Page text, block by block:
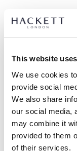
This website
We use cookies
provide social
We also share
our social media,
may combine it
provided to them
of their services.
Lo
HACKETT
DISFRUTA DE UN
COMPRA